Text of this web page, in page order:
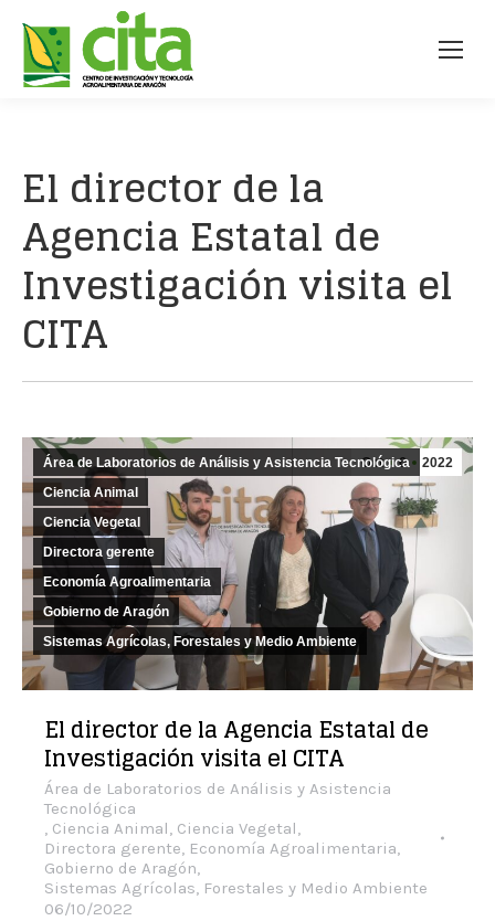
El director de la
Agencia Estatal de
Investigación visita el
CITA
Oct 6 2022
Área de Laboratorios de Análisis y Asistencia Tecnológica
Ciencia Animal
Ciencia Vegetal
Directora gerente
Economía Agroalimentaria
Gobierno de Aragón
Sistemas Agrícolas, Forestales y Medio Ambiente
El director de la Agencia Estatal de
Investigación visita el CITA
Área de Laboratorios de Análisis y Asistencia
Tecnológica
, Ciencia Animal, Ciencia Vegetal,
Directora gerente, Economía Agroalimentaria,
Gobierno de Aragón,
Sistemas Agrícolas, Forestales y Medio Ambiente
06/10/2022